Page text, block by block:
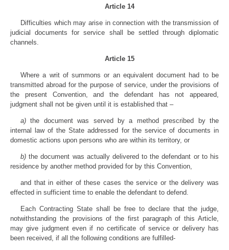
Article 14
Difficulties which may arise in connection with the transmission of
judicial documents for service shall be settled through diplomatic
channels.
Article 15
Where a writ of summons or an equivalent document had to be
transmitted abroad for the purpose of service, under the provisions of
the present Convention, and the defendant has not appeared,
judgment shall not be given until it is established that –
a) the document was served by a method prescribed by the
internal law of the State addressed for the service of documents in
domestic actions upon persons who are within its territory, or
b) the document was actually delivered to the defendant or to his
residence by another method provided for by this Convention,
and that in either of these cases the service or the delivery was
effected in sufficient time to enable the defendant to defend.
Each Contracting State shall be free to declare that the judge,
notwithstanding the provisions of the first paragraph of this Article,
may give judgment even if no certificate of service or delivery has
been received, if all the following conditions are fulfilled-